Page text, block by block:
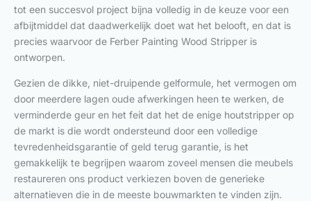
tot een succesvol project bijna volledig in de keuze voor een
afbijtmiddel dat daadwerkelijk doet wat het belooft, en dat is
precies waarvoor de Ferber Painting Wood Stripper is
ontworpen.
Gezien de dikke, niet-druipende gelformule, het vermogen om
door meerdere lagen oude afwerkingen heen te werken, de
verminderde geur en het feit dat het de enige houtstripper op
de markt is die wordt ondersteund door een volledige
tevredenheidsgarantie of geld terug garantie, is het
gemakkelijk te begrijpen waarom zoveel mensen die meubels
restaureren ons product verkiezen boven de generieke
alternatieven die in de meeste bouwmarkten te vinden zijn.